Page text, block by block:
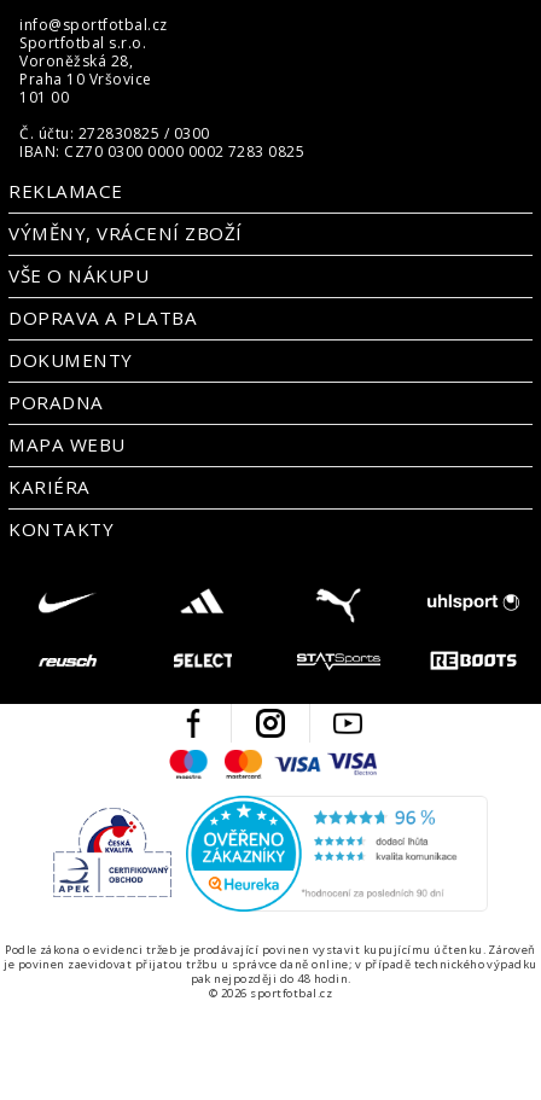
info@sportfotbal.cz
Sportfotbal s.r.o.
Voroněžská 28,
Praha 10 Vršovice
101 00
Č. účtu: 272830825 / 0300
IBAN: CZ70 0300 0000 0002 7283 0825
REKLAMACE
VÝMĚNY, VRÁCENÍ ZBOŽÍ
VŠE O NÁKUPU
DOPRAVA A PLATBA
DOKUMENTY
PORADNA
MAPA WEBU
KARIÉRA
KONTAKTY
Facebook Instagram
MaestroMastercard
Visa
Česká kvalita
Podle zákona o evidenci tržeb je prodávající povinen vystavit kupujícímu účtenku. Zároveň
je povinen zaevidovat přijatou tržbu u správce daně online; v případě technického výpadku
pak nejpozději do 48 hodin.
© 2026 sportfotbal.cz